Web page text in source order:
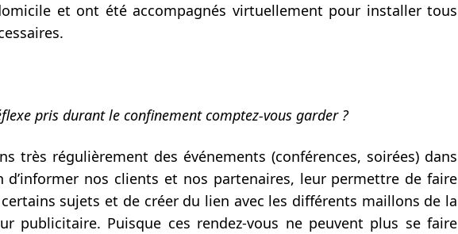
et ont été accompagnés virtuellement pour installer tous
pris durant le confinement comptez-vous garder ?
très régulièrement des événements (conférences, soirées) dans
d’informer nos clients et nos partenaires, leur permettre de faire
sujets et de créer du lien avec les différents maillons de la
publicitaire. Puisque ces rendez-vous ne peuvent plus se faire